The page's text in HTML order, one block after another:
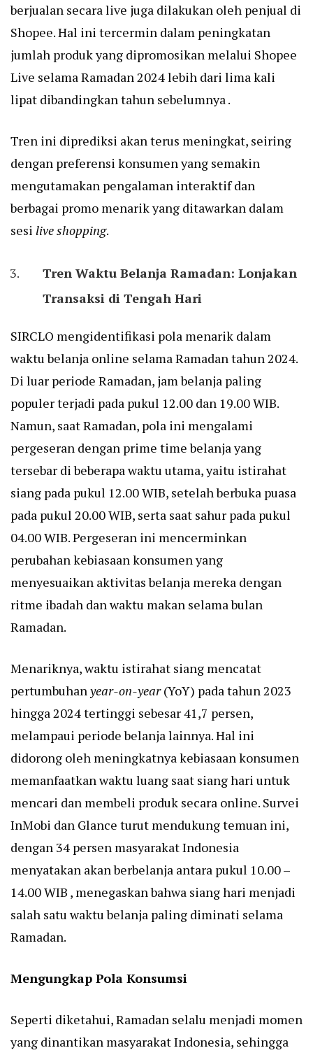
berjualan secara live juga dilakukan oleh penjual di
Shopee. Hal ini tercermin dalam peningkatan
jumlah produk yang dipromosikan melalui Shopee
Live selama Ramadan 2024 lebih dari lima kali
lipat dibandingkan tahun sebelumnya .
Tren ini diprediksi akan terus meningkat, seiring
dengan preferensi konsumen yang semakin
mengutamakan pengalaman interaktif dan
berbagai promo menarik yang ditawarkan dalam
sesi live shopping.
Tren Waktu Belanja Ramadan: Lonjakan
Transaksi di Tengah Hari
SIRCLO mengidentifikasi pola menarik dalam
waktu belanja online selama Ramadan tahun 2024.
Di luar periode Ramadan, jam belanja paling
populer terjadi pada pukul 12.00 dan 19.00 WIB.
Namun, saat Ramadan, pola ini mengalami
pergeseran dengan prime time belanja yang
tersebar di beberapa waktu utama, yaitu istirahat
siang pada pukul 12.00 WIB, setelah berbuka puasa
pada pukul 20.00 WIB, serta saat sahur pada pukul
04.00 WIB. Pergeseran ini mencerminkan
perubahan kebiasaan konsumen yang
menyesuaikan aktivitas belanja mereka dengan
ritme ibadah dan waktu makan selama bulan
Ramadan.
Menariknya, waktu istirahat siang mencatat
pertumbuhanyear-on-year(YoY) pada tahun 2023
hingga 2024 tertinggi sebesar 41,7 persen,
melampaui periode belanja lainnya. Hal ini
didorong oleh meningkatnya kebiasaan konsumen
memanfaatkan waktu luang saat siang hari untuk
mencari dan membeli produk secara online. Survei
InMobi dan Glance turut mendukung temuan ini,
dengan 34 persen masyarakat Indonesia
menyatakan akan berbelanja antara pukul 10.00 –
14.00 WIB , menegaskan bahwa siang hari menjadi
salah satu waktu belanja paling diminati selama
Ramadan.
Mengungkap Pola Konsumsi
Seperti diketahui, Ramadan selalu menjadi momen
yang dinantikan masyarakat Indonesia, sehingga